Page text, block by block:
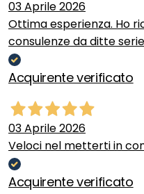
03 Aprile 2026
Ottima esperienza. Ho
consulenze da ditte
Acquirente verificato
03 Aprile 2026
Veloci nel metterti in
Acquirente verificato